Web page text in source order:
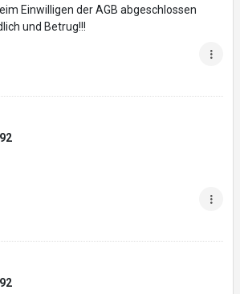
Einwilligen der AGB abgeschlossen
und Betrug!!!